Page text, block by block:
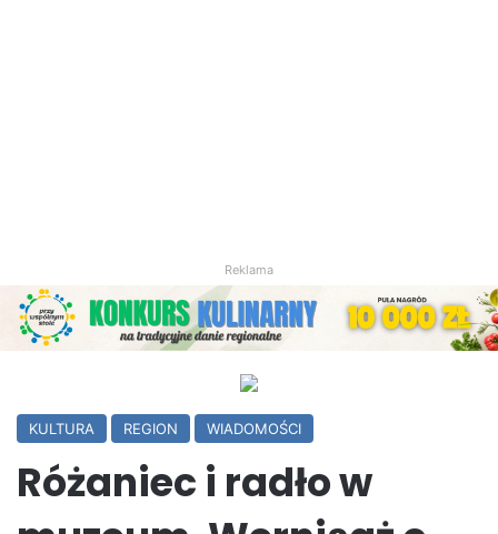
Reklama
KULTURA REGION WIADOMOŚCI
Różaniec i radło w